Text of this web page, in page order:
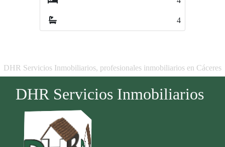
3
DHR Servicios Inmobiliarios, profesionales inmobiliarios en Cáceres
DHR Servicios Inmobiliarios